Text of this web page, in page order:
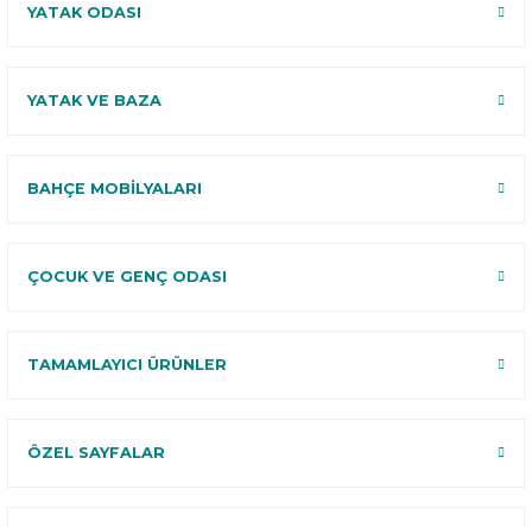
YATAK ODASI
YATAK VE BAZA
BAHÇE MOBİLYALARI
ÇOCUK VE GENÇ ODASI
TAMAMLAYICI ÜRÜNLER
ÖZEL SAYFALAR